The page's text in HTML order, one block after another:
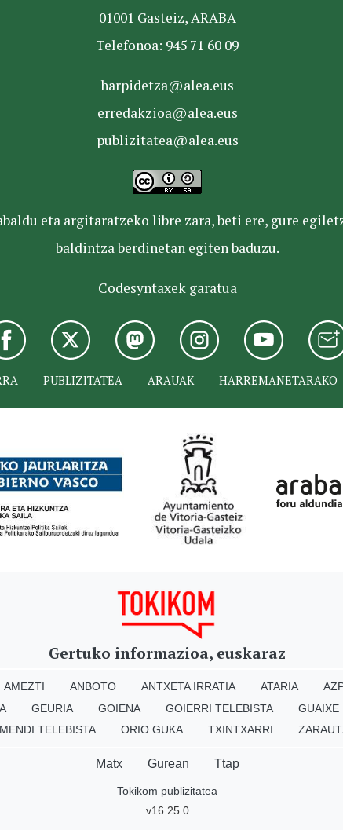
01001 Gasteiz, ARABA
Telefonoa: 945 71 60 09
harpidetza@alea.eus
erredakzioa@alea.eus
publizitatea@alea.eus
eta argitaratzeko libre zara, beti ere, gure
baldintza berdinetan egiten baduzu.
Codesyntaxek garatua
PUBLIZITATEA ARAUAK HARREMANETARAKO
Gertuko informazioa, euskaraz
AMEZTI ANBOTO ANTXETA IRRATIA ATARIA
GEURIA GOIENA GOIERRI TELEBISTA GUAIXE
TELEBISTA ORIO GUKA TXINTXARRI
Matx Gurean Ttap
Tokikom publizitatea
v16.25.0